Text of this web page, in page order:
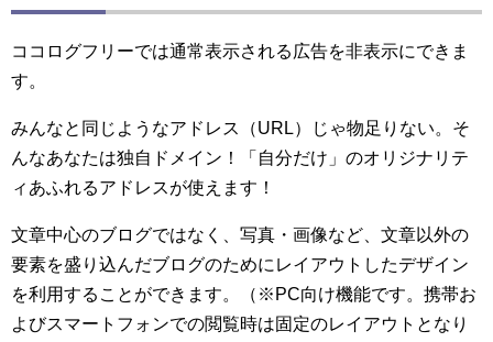
ココログフリーでは通常表示される広告を非表示にできま
す。
みんなと同じようなアドレス（URL）じゃ物足りない。そ
んなあなたは独自ドメイン！「自分だけ」のオリジナリテ
ィあふれるアドレスが使えます！
文章中心のブログではなく、写真・画像など、文章以外の
要素を盛り込んだブログのためにレイアウトしたデザイン
を利用することができます。（※PC向け機能です。携帯お
よびスマートフォンでの閲覧時は固定のレイアウトとなり